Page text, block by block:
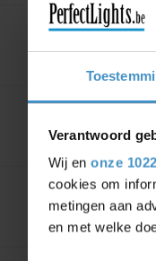
Verantwoord
Wij en onze
cookies om
metingen aan
en met welke